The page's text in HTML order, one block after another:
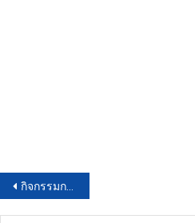
แนะแนว
กิจกรรมการมีส่วนร่วมของผู้บริหาร(O35)